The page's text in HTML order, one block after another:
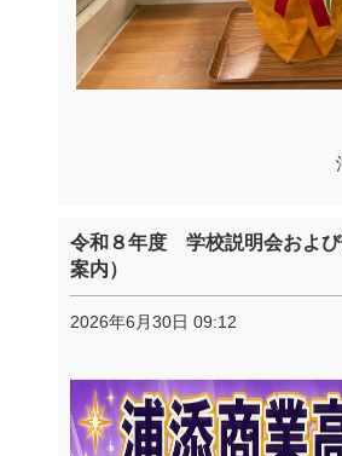
令和８年度 学校説明会およ
案内）
2026年6月30日 09:12